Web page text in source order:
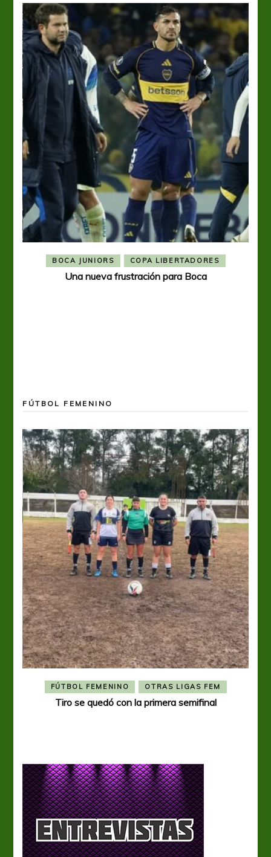
BOCA JUNIORS COPA LIBERTADORES
Una nueva frustración para Boca
FÚTBOL FEMENINO
FÚTBOL FEMENINO OTRAS LIGAS FEM
Tiro se quedó con la primera semifinal